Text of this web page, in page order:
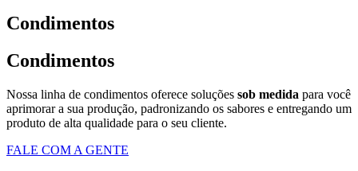
Condimentos
Condimentos
Nossa linha de condimentos oferece soluções sob medida para você
aprimorar a sua produção, padronizando os sabores e entregando um
produto de alta qualidade para o seu cliente.
FALE COM A GENTE